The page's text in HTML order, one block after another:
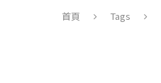
首頁 Tags